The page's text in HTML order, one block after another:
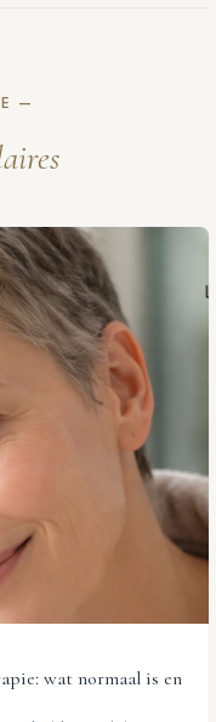
—
wat normaal is en